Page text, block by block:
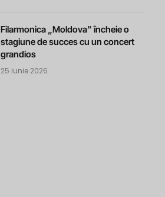
Filarmonica „Moldova” încheie o
stagiune de succes cu un concert
grandios
25 iunie 2026